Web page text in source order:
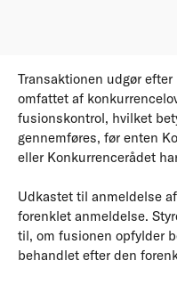
Transaktionen udgør
omfattet af
fusionskontrol, hvilket
gennemføres, før enten
eller Konkurrencerådet
Udkastet til anmeldelse
forenklet anmeldelse.
til, om fusionen opfylder
behandlet efter den